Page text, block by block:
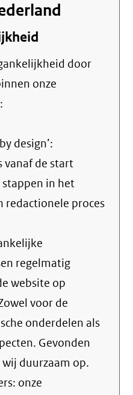
door
onze
design’:
vanaf de start
in het
redactionele proces
regelmatig
website op
voor de
onderdelen als
Gevonden
duurzaam op.
onze